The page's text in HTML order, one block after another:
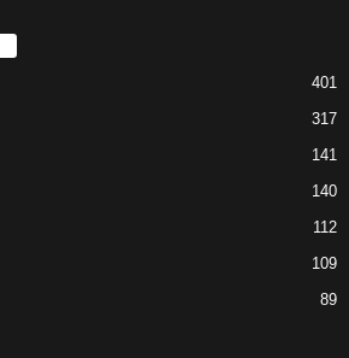
401
317
141
140
112
109
89